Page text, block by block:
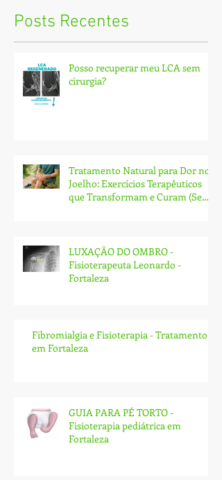
Posts Recentes
Posso recuperar meu LCA sem
cirurgia?
Tratamento Natural para Dor no
Joelho: Exercícios Terapêuticos
que Transformam e Curam (Sem
LUXAÇÃO DO OMBRO -
Fisioterapeuta Leonardo -
Fortaleza
Fibromialgia e Fisioterapia - Tratamento
em Fortaleza
GUIA PARA PÉ TORTO -
Fisioterapia pediátrica em
Fortaleza